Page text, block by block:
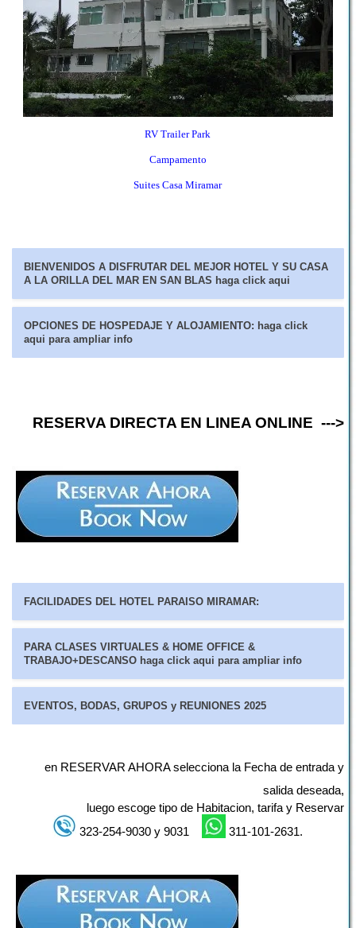
RV Trailer Park
Campamento
Suites Casa Miramar
BIENVENIDOS A DISFRUTAR DEL MEJOR HOTEL Y SU CASA
A LA ORILLA DEL MAR EN SAN BLAS haga click aqui
OPCIONES DE HOSPEDAJE Y ALOJAMIENTO: haga click
aqui para ampliar info
RESERVA DIRECTA EN LINEA ONLINE --->
FACILIDADES DEL HOTEL PARAISO MIRAMAR:
PARA CLASES VIRTUALES & HOME OFFICE &
TRABAJO+DESCANSO haga click aqui para ampliar info
EVENTOS, BODAS, GRUPOS y REUNIONES 2025
en RESERVAR AHORAselecciona la Fecha de entrada y
salida deseada,
luego escoge tipo de Habitacion, tarifa y Reservar
323-254-9030 y 9031
311-101-2631.